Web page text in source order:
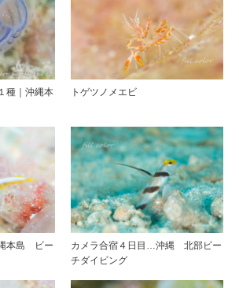
種｜沖縄本
トゲツノメエビ
本島 ビー
カメラ合宿４日目…沖縄 北部ビー
チダイビング